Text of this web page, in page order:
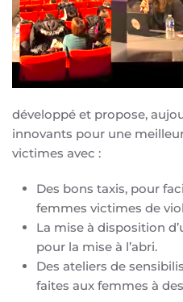
développé et propose,
innovants pour une
victimes avec :
Des bons taxis, pour
femmes victimes de
La mise à disposition
pour la mise à l’abri.
Des ateliers de
faites aux femmes à